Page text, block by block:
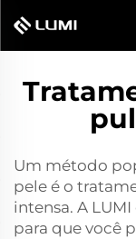
Um método
pele é o
intensa. A
para que você